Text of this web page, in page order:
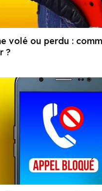
volé ou perdu :
?